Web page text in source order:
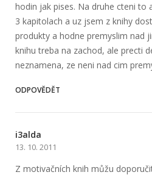
hodin jak pises. Na druhe cteni to
3 kapitolach a uz jsem z knihy
produkty a hodne premyslim nad
knihu treba na zachod, ale precti
neznamena, ze neni nad cim
ODPOVĚDĚT
i3alda
13. 10. 2011
Z motivačních knih můžu